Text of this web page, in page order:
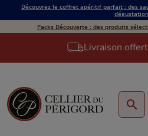
Découvrez le coffret apéritif parfait : des
Packs Découverte : des produits
Livraison
search